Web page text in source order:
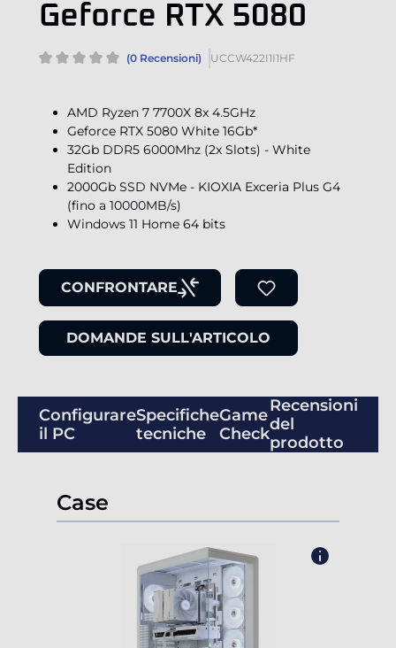
Geforce RTX 5080
(0 Recensioni) UCCW422I1I1HF
AMD Ryzen 7 7700X 8x 4.5GHz
Geforce RTX 5080 White 16Gb*
32Gb DDR5 6000Mhz (2x Slots) - White
Edition
2000Gb SSD NVMe - KIOXIA Exceria Plus G4
(fino a 10000MB/s)
Windows 11 Home 64 bits
CONFRONTARE
DOMANDE SULL'ARTICOLO
Configurare
il PC
Specifiche
tecniche
Game
Check
Recensioni
del
prodotto
Case